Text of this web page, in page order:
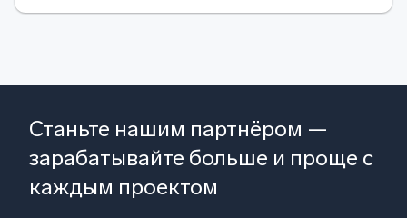
Станьте нашим партнёром —
зарабатывайте больше и проще с
каждым проектом